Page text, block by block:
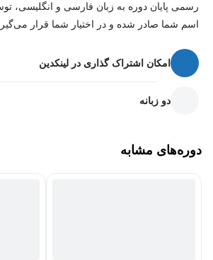
رسمی پایان دوره به زبان فارسی و انگلیسی،
اسم شما صادر شده و در اختیار شما قرار
امکان اشتراک گذاری در لینکدین
دو زبانه
دوره‌های مشابه